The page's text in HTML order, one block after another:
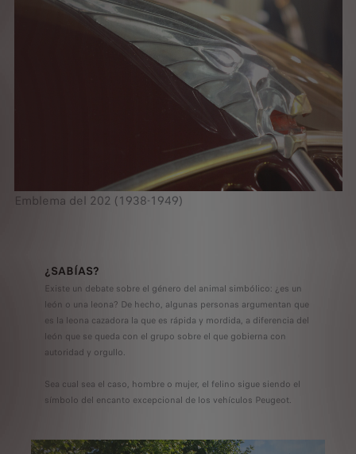
Emblema del 202 (1938-1949)
¿SABÍAS?
Existe un debate sobre el género del animal simbólico: ¿es un
león o una leona? De hecho, algunas personas argumentan que
es la leona cazadora la que es rápida y mordida, a diferencia del
león que se queda con el grupo sobre el que gobierna con
autoridad y orgullo.
Sea cual sea el caso, hombre o mujer, el felino sigue siendo el
símbolo del encanto excepcional de los vehículos Peugeot.